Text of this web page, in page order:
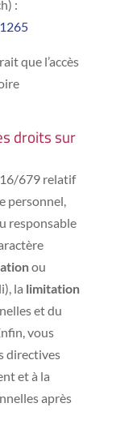
:
que l’accès
droits sur
679 relatif
personnel,
responsable
ou
la limitation
et du
vous
directives
et à la
après